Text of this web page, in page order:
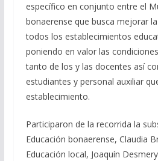
específico en conjunto entre el
bonaerense que busca mejorar
todos los establecimientos
poniendo en valor las
tanto de los y las docentes así
estudiantes y personal auxiliar
establecimiento.
Participaron de la recorrida la
Educación bonaerense, Claudia
Educación local, Joaquín